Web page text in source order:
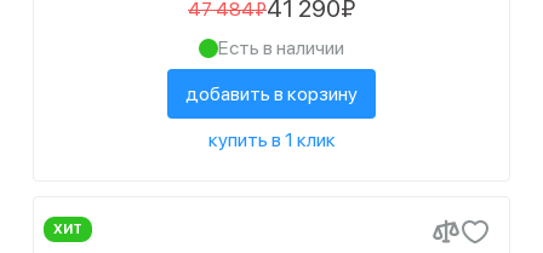
47 484₽41 290₽
Есть в наличии
добавить в корзину
купить в 1 клик
ХИТ